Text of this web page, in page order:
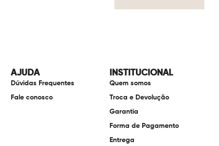
INSTITUCIONAL
Quem somos
Troca e Devolução
Garantia
Forma de Pagamento
Entrega
AJUDA
Dúvidas Frequentes
Fale conosco